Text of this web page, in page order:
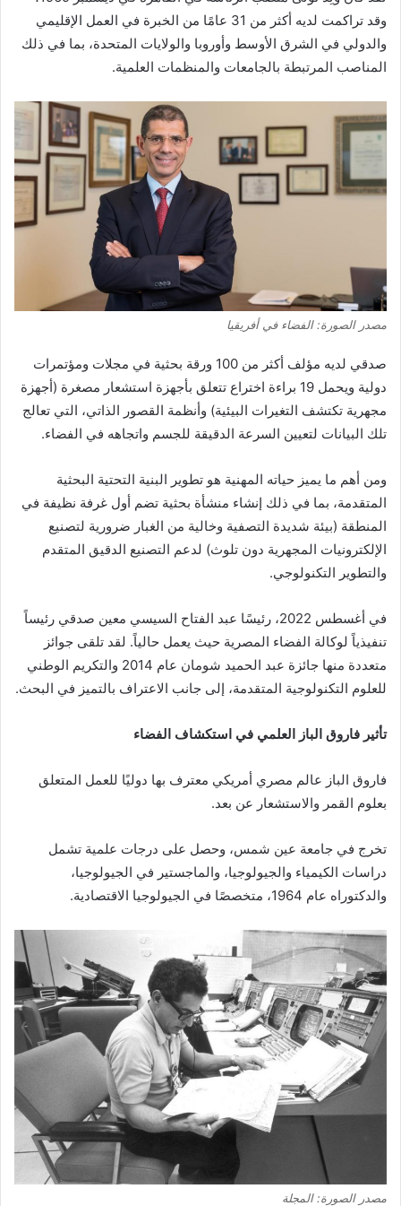
وقد تراكمت لديه أكثر من 31 عامًا من الخبرة في العمل الإقليمي
والدولي في الشرق الأوسط وأوروبا والولايات المتحدة، بما في ذلك
المناصب المرتبطة بالجامعات والمنظمات العلمية.
مصدر الصورة: الفضاء في أفريقيا
صدقي لديه مؤلف
أكثر من 100 ورقة بحثية في مجلات ومؤتمرات
دولية ويحمل 19 براءة اختراع تتعلق بأجهزة استشعار مصغرة (أجهزة
مجهرية تكتشف التغيرات البيئية) وأنظمة القصور الذاتي، التي تعالج
تلك البيانات لتعيين السرعة الدقيقة للجسم واتجاهه في الفضاء.
ومن أهم ما يميز حياته المهنية هو تطوير البنية التحتية البحثية
المتقدمة، بما في ذلك إنشاء منشأة بحثية تضم أول غرفة نظيفة في
المنطقة (بيئة شديدة التصفية وخالية من الغبار ضرورية لتصنيع
الإلكترونيات المجهرية دون تلوث) لدعم التصنيع الدقيق المتقدم
والتطوير التكنولوجي.
في أغسطس 2022، رئيسًا عبد الفتاح السيسي معين صدقي رئيساً
تنفيذياً لوكالة الفضاء المصرية حيث يعمل حالياً. لقد تلقى جوائز
متعددة منها جائزة عبد الحميد شومان عام 2014 والتكريم الوطني
للعلوم التكنولوجية المتقدمة، إلى جانب الاعتراف بالتميز في البحث.
تأثير فاروق الباز العلمي في استكشاف الفضاء
فاروق الباز عالم مصري أمريكي معترف بها دوليًا للعمل المتعلق
بعلوم القمر والاستشعار عن بعد.
تخرج في جامعة عين شمس، وحصل على درجات علمية تشمل
دراسات الكيمياء والجيولوجيا، والماجستير في الجيولوجيا،
والدكتوراه عام 1964، متخصصًا في الجيولوجيا الاقتصادية.
مصدر الصورة: المجلة